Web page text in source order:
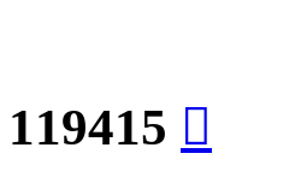
119415 